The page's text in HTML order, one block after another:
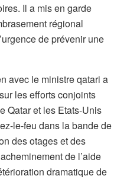
Il a mis en garde
régional
de prévenir une
avec le ministre qatari a
les efforts conjoints
Qatar et les Etats-Unis
le-feu dans la bande de
des otages et des
de l’aide
dramatique de